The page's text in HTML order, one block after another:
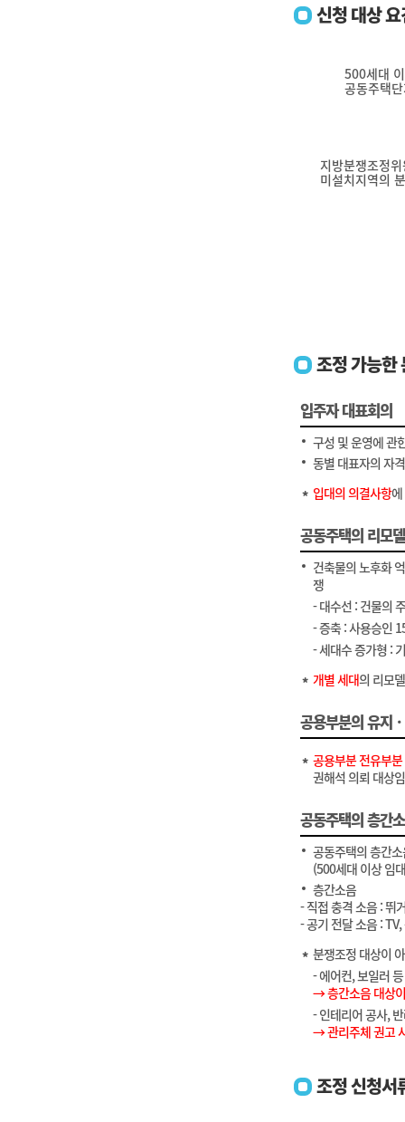
신청 대상
500세대
공동주택
지방분쟁조정
미설치지역의
조정 가능한
입주자 대표회의
구성 및 운영에 관
동별 대표자의 자
입대의 의결사항
공동주택의 리모
건축물의 노후화
쟁
- 대수선 : 건물의
- 증축 : 사용승인
- 세대수 증가형 :
개별 세대의 리모
공용부분의 유지
공용부분 전유부
권해석 의뢰 대상임
공동주택의 층간
공동주택의 층간
(500세대 이상 임
층간소음
- 직접 충격 소음 : 뛰
- 공기 전달 소음 :
분쟁조정 대상이
- 에어컨, 보일러
→ 층간소음 대상
- 인테리어 공사,
→ 관리주체 권고
조정 신청서